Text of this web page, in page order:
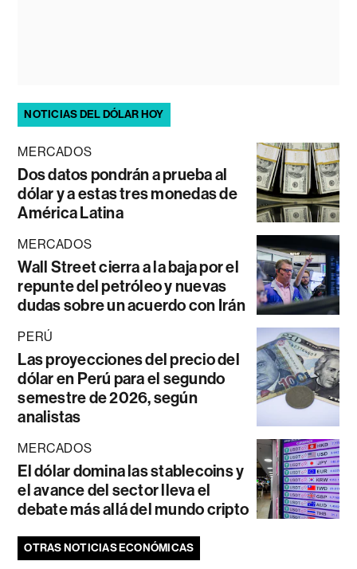
NOTICIAS DEL DÓLAR HOY
MERCADOS
Dos datos pondrán a prueba al
dólar y a estas tres monedas de
América Latina
MERCADOS
Wall Street cierra a la baja por el
repunte del petróleo y nuevas
dudas sobre un acuerdo con Irán
PERÚ
Las proyecciones del precio del
dólar en Perú para el segundo
semestre de 2026, según
analistas
MERCADOS
El dólar domina las stablecoins y
el avance del sector lleva el
debate más allá del mundo cripto
OTRAS NOTICIAS ECONÓMICAS